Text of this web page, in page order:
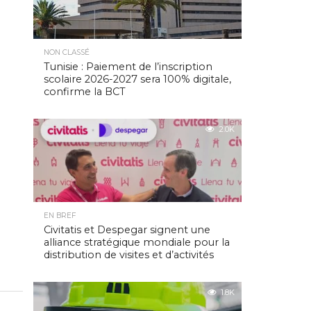
NON CLASSÉ
Tunisie : Paiement de l’inscription
scolaire 2026-2027 sera 100% digitale,
confirme la BCT
2.0K
EN BREF
Civitatis et Despegar signent une
alliance stratégique mondiale pour la
distribution de visites et d’activités
1.8K